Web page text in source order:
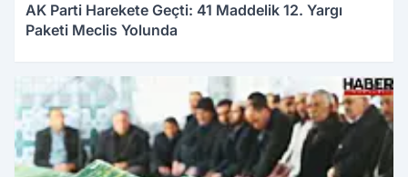
AK Parti Harekete Geçti: 41 Maddelik 12. Yargı
Paketi Meclis Yolunda
02.01.2026 21:48